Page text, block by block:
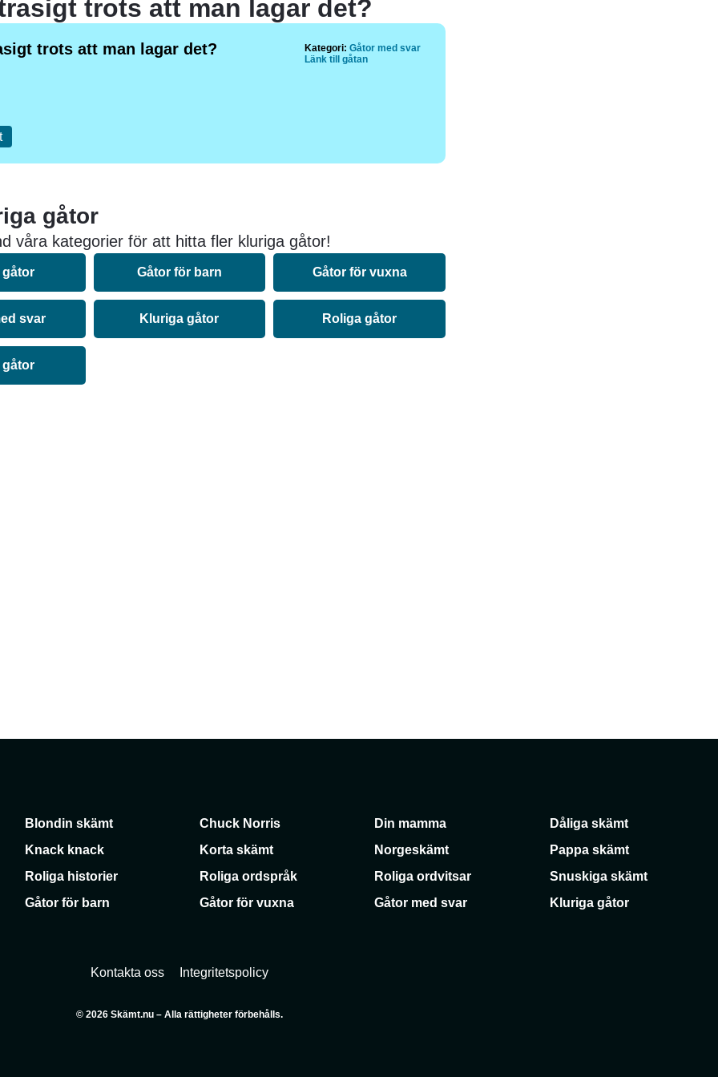
trots att man lagar det?
trots att man lagar det? Kategori: Gåtor med svar
Länk till gåtan
gåtor
våra kategorier för att hitta fler kluriga gåtor!
gåtor Gåtor för barn Gåtor för vuxna
svar Kluriga gåtor Roliga gåtor
gåtor
Blondin skämt Chuck Norris Din mamma
Dåliga skämt
Knack knack Korta skämt Norgeskämt
Pappa skämt
Roliga historier Roliga ordspråk Roliga ordvitsar
Snuskiga skämt
Gåtor för barn Gåtor för vuxna Gåtor med svar
Kluriga gåtor
Kontakta oss Integritetspolicy
© 2026 Skämt.nu – Alla rättigheter förbehålls.